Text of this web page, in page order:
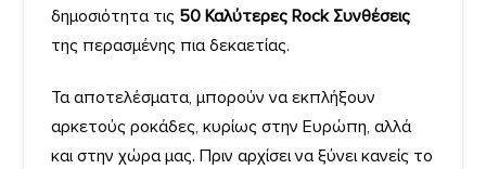
δημοσιότητα τις 50 Καλύτερες Rock Συνθέσεις
της περασμένης πια δεκαετίας.
Τα αποτελέσματα, μπορούν να εκπλήξουν
αρκετούς ροκάδες, κυρίως στην Ευρώπη, αλλά
και στην χώρα μας. Πριν αρχίσει να ξύνει κανείς το